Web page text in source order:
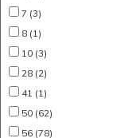
7 (3)
8 (1)
10 (3)
28 (2)
41 (1)
50 (62)
56 (78)